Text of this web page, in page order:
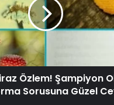
Özlem! Şampiyon
Sorusuna Güzel